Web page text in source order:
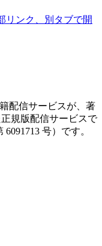
リンク、別タブで開
配信サービスが、著
規版配信サービスで
号）です。